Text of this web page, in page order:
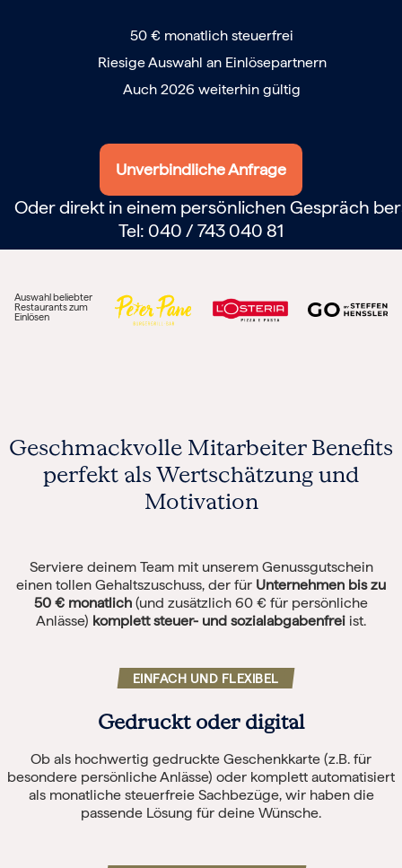
Hamburg
Frankfurt
Köln
Düsseldorf
-------
Für alle Geschenk-Gutscheine gilt:
Geschmackvoll und maximal flexibel!
Einlösbar für alle 10.000 Partner und 3 Jahre gültig
Das ideale Geschenk für alle Anlässe
50 € monatlich steuerfrei
Riesige Auswahl an Einlösepartnern
Auch 2026 weiterhin gültig
Unverbindliche Anfrage
Oder direkt in einem persönlichen Gespräch
Tel: 040 / 743 040 81
Auswahl beliebter
Restaurants zum
Einlösen
Geschmackvolle Mitarbeiter Benefits
perfekt als Wertschätzung und
Motivation
Serviere deinem Team mit unserem Genussgutschein
einen tollen Gehaltszuschuss, der für Unternehmen bis zu
50 € monatlich (und zusätzlich 60 € für persönliche
Anlässe) komplett steuer- und sozialabgabenfrei ist.
EINFACH UND FLEXIBEL
Gedruckt oder digital
Ob als hochwertig gedruckte Geschenkkarte (z.B. für
besondere persönliche Anlässe) oder komplett automatisiert
als monatliche steuerfreie Sachbezüge, wir haben die
passende Lösung für deine Wünsche.